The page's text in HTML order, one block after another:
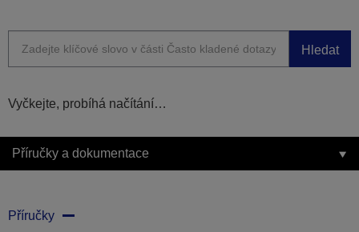
Hledat
Vyčkejte, probíhá načítání…
Příručky a dokumentace
Příručky